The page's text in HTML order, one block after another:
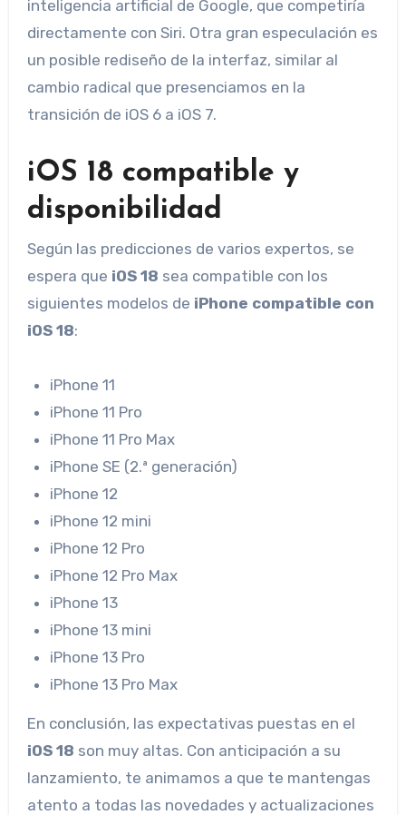
inteligencia artificial de Google, que competiría
directamente con Siri. Otra gran especulación es
un posible rediseño de la interfaz, similar al
cambio radical que presenciamos en la
transición de iOS 6 a iOS 7.
iOS 18 compatible y
disponibilidad
Según las predicciones de varios expertos, se
espera que iOS 18 sea compatible con los
siguientes modelos de iPhone compatible con
iOS 18:
iPhone 11
iPhone 11 Pro
iPhone 11 Pro Max
iPhone SE (2.ª generación)
iPhone 12
iPhone 12 mini
iPhone 12 Pro
iPhone 12 Pro Max
iPhone 13
iPhone 13 mini
iPhone 13 Pro
iPhone 13 Pro Max
En conclusión, las expectativas puestas en el
iOS 18 son muy altas. Con anticipación a su
lanzamiento, te animamos a que te mantengas
atento a todas las novedades y actualizaciones